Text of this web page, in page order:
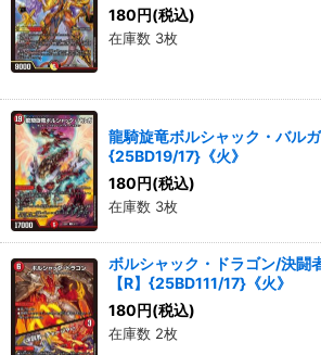
180円(税込)
在庫数 3枚
龍騎旋竜ボルシャック・バルガ
{25BD19/17}《火》
180円(税込)
在庫数 3枚
ボルシャック・ドラゴン/決闘
【R】{25BD111/17}《火》
180円(税込)
在庫数 2枚